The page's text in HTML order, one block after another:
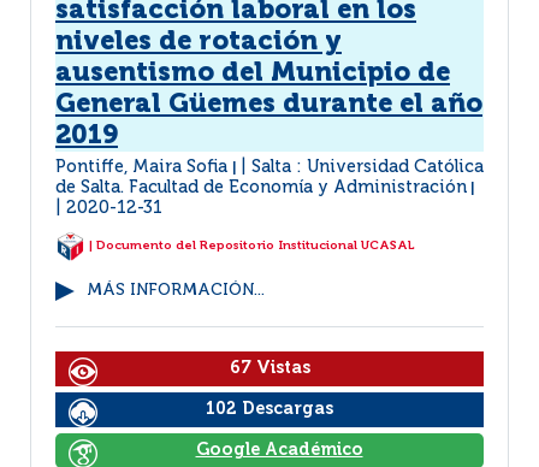
satisfacción laboral en los
niveles de rotación y
ausentismo del Municipio de
General Güemes durante el año
2019
Pontiffe, Maira Sofia
Salta : Universidad Católica
de Salta. Facultad de Economía y Administración
2020-12-31
| Documento del Repositorio Institucional UCASAL
MÁS INFORMACIÓN...
67 Vistas
102 Descargas
Google Académico